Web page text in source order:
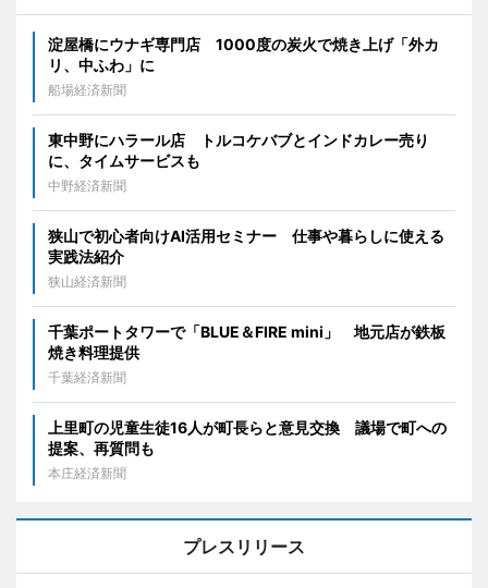
淀屋橋にウナギ専門店 1000度の炭火で焼き上げ「外カ
リ、中ふわ」に
船場経済新聞
東中野にハラール店 トルコケバブとインドカレー売り
に、タイムサービスも
中野経済新聞
狭山で初心者向けAI活用セミナー 仕事や暮らしに使える
実践法紹介
狭山経済新聞
千葉ポートタワーで「BLUE＆FIRE mini」 地元店が鉄板
焼き料理提供
千葉経済新聞
上里町の児童生徒16人が町長らと意見交換 議場で町への
提案、再質問も
本庄経済新聞
プレスリリース